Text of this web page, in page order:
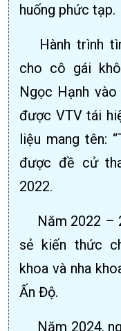
huống phức tạp.
Hành trình
cho cô gái
Ngọc Hạnh
được VTV tái
liệu mang tên:
được đề cử
2022.
Năm 2022 –
sẻ kiến thức
khoa và nha
Ấn Độ.
Năm 2024,